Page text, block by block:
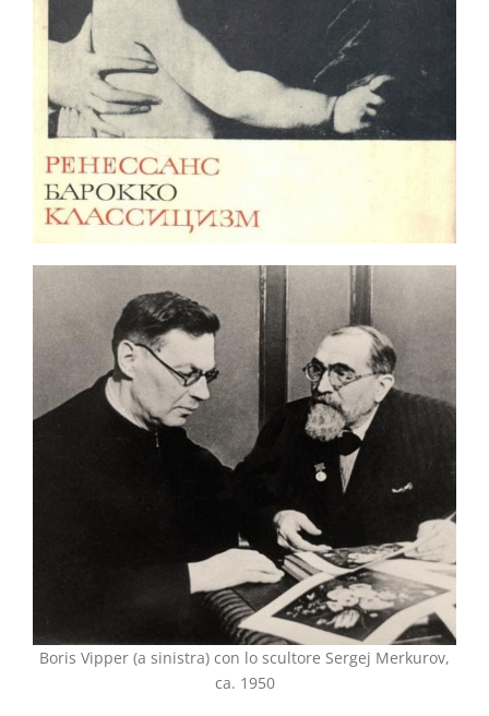
Boris Vipper (a sinistra) con lo scultore Sergej Merkurov,
ca. 1950